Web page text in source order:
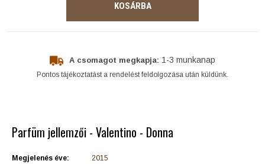
KOSÁRBA
A csomagot megkapja: 1-3 munkanap
Pontos tájékoztatást a rendelést feldolgozása után küldünk.
Parfüm jellemzői - Valentino - Donna
Megjelenés éve:
2015